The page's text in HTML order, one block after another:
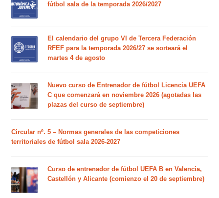
fútbol sala de la temporada 2026/2027
El calendario del grupo VI de Tercera Federación
RFEF para la temporada 2026/27 se sorteará el
martes 4 de agosto
Nuevo curso de Entrenador de fútbol Licencia UEFA
C que comenzará en noviembre 2026 (agotadas las
plazas del curso de septiembre)
Circular nº. 5 – Normas generales de las competiciones
territoriales de fútbol sala 2026-2027
Curso de entrenador de fútbol UEFA B en Valencia,
Castellón y Alicante (comienzo el 20 de septiembre)